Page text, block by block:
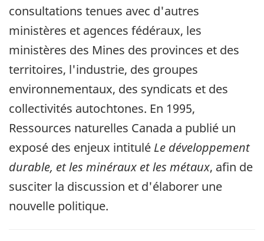
consultations tenues avec d'autres
ministères et agences fédéraux, les
ministères des Mines des provinces et des
territoires, l'industrie, des groupes
environnementaux, des syndicats et des
collectivités autochtones. En 1995,
Ressources naturelles Canada a publié un
exposé des enjeux intitulé Le développement
durable, et les minéraux et les métaux, afin de
susciter la discussion et d'élaborer une
nouvelle politique.